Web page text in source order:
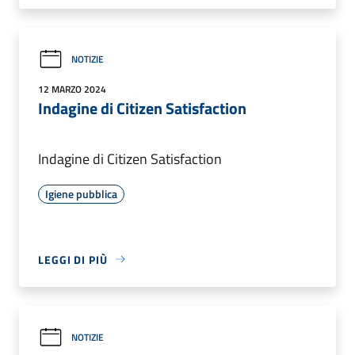
NOTIZIE
12 MARZO 2024
Indagine di Citizen Satisfaction
Indagine di Citizen Satisfaction
Igiene pubblica
LEGGI DI PIÙ
NOTIZIE